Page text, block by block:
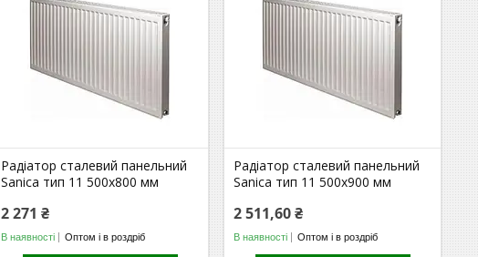
Радіатор сталевий панельний
Sanica тип 11 500х800 мм
2 271 ₴
В наявності Оптом і в роздріб
Радіатор сталевий панельний
Sanica тип 11 500х900 мм
2 511,60 ₴
В наявності Оптом і в роздріб